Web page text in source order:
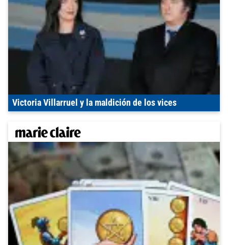
Victoria Villarruel y la maldición de los vices